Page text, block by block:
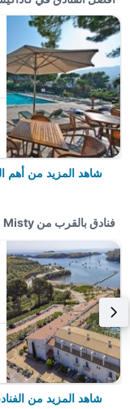
شاهد المزيد من أهم
فنادق بالقرب من Hotel Misty
شاهد المزيد من